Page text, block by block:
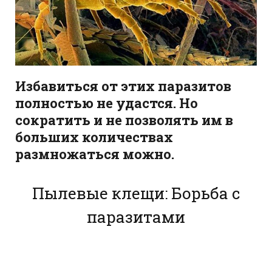
Избавиться от этих паразитов
полностью не удастся. Но
сократить и не позволять им в
больших количествах
размножаться можно.
Пылевые клещи: Борьба с
паразитами